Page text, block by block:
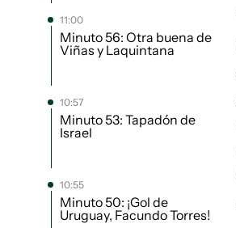
11:00
Minuto 56: Otra buena de
Viñas y Laquintana
10:57
Minuto 53: Tapadón de
Israel
10:55
Minuto 50: ¡Gol de
Uruguay, Facundo Torres!